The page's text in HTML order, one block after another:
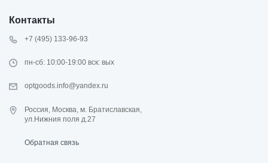
Контакты
+7 (495) 133-96-93
пн-сб: 10:00-19:00 вск: вых
optgoods.info@yandex.ru
Россия, Москва, м. Братиславская,
ул.Нижния поля д.27
Обратная связь